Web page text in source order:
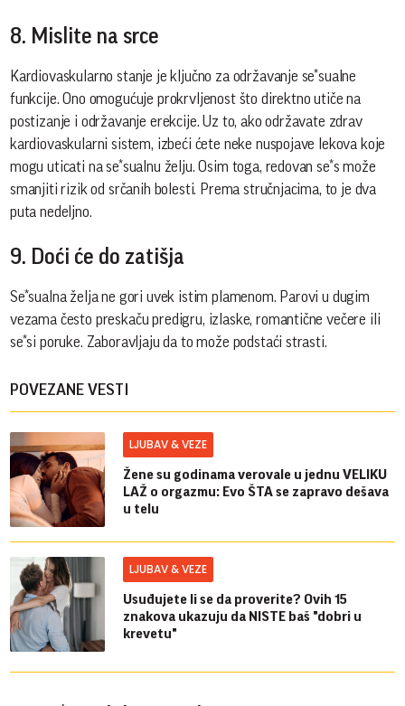
8. Mislite na srce
Kardiovaskularno stanje je ključno za održavanje se*sualne
funkcije. Ono omogućuje prokrvljenost što direktno utiče na
postizanje i održavanje erekcije. Uz to, ako održavate zdrav
kardiovaskularni sistem, izbeći ćete neke nuspojave lekova koje
mogu uticati na se*sualnu želju. Osim toga, redovan se*s može
smanjiti rizik od srčanih bolesti. Prema stručnjacima, to je dva
puta nedeljno.
9. Doći će do zatišja
Se*sualna želja ne gori uvek istim plamenom. Parovi u dugim
vezama često preskaču predigru, izlaske, romantične večere ili
se*si poruke. Zaboravljaju da to može podstaći strasti.
POVEZANE VESTI
LJUBAV & VEZE
Žene su godinama verovale u jednu VELIKU
LAŽ o orgazmu: Evo ŠTA se zapravo dešava
u telu
LJUBAV & VEZE
Usuđujete li se da proverite? Ovih 15
znakova ukazuju da NISTE baš "dobri u
krevetu"